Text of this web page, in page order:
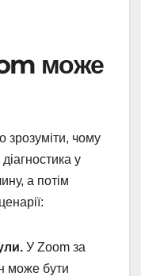
може
зрозуміти, чому
у
а потім
У Zoom за
може бути